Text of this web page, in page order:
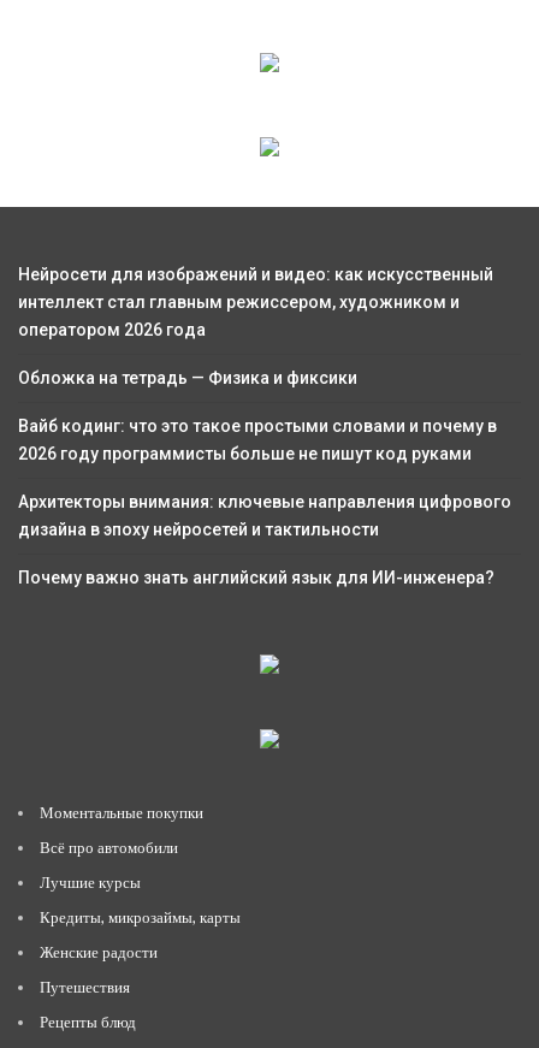
Нейросети для изображений и видео: как искусственный
интеллект стал главным режиссером, художником и
оператором 2026 года
Обложка на тетрадь — Физика и фиксики
Вайб кодинг: что это такое простыми словами и почему в
2026 году программисты больше не пишут код руками
Архитекторы внимания: ключевые направления цифрового
дизайна в эпоху нейросетей и тактильности
Почему важно знать английский язык для ИИ-инженера?
Моментальные покупки
Всё про автомобили
Лучшие курсы
Кредиты, микрозаймы, карты
Женские радости
Путешествия
Рецепты блюд